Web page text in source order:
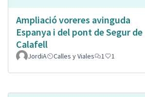
Ampliació voreres avinguda
Espanya i del pont de Segur de
Calafell
JordiA Calles y Viales 1 1